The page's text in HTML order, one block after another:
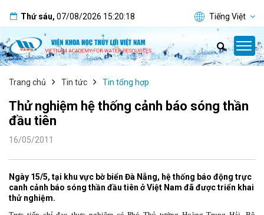
Thứ sáu, 07/08/2026 15:20:18 Tiếng Việt
Trang chủ Tin tức Tin tổng hợp
Thử nghiệm hệ thống cảnh báo sóng thần
đầu tiên
16/05/2011
Ngày 15/5, tại khu vực bờ biển Đà Nẵng, hệ thống báo động trực
canh cảnh báo sóng thần đầu tiên ở Việt Nam đã được triển khai
thử nghiệm.